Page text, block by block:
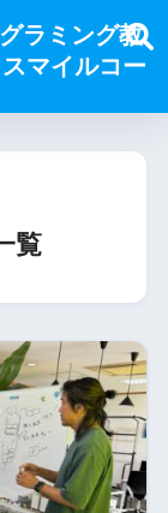
ラミング教
マイルコー
覧